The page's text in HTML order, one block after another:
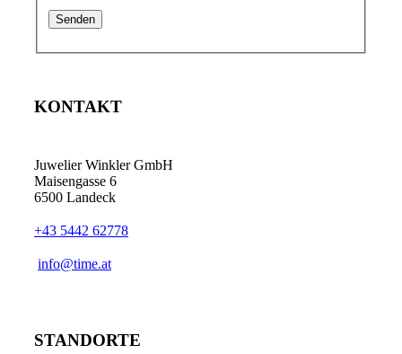
KONTAKT
Juwelier Winkler GmbH
Maisengasse 6
6500 Landeck
+43 5442 62778
info@time.at
STANDORTE